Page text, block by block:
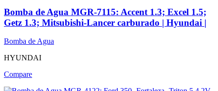
Bomba de Agua MGR-7115: Accent 1.3; Excel 1.5;
Getz 1.3; Mitsubishi-Lancer carburado | Hyundai |
Bomba de Agua
HYUNDAI
Compare